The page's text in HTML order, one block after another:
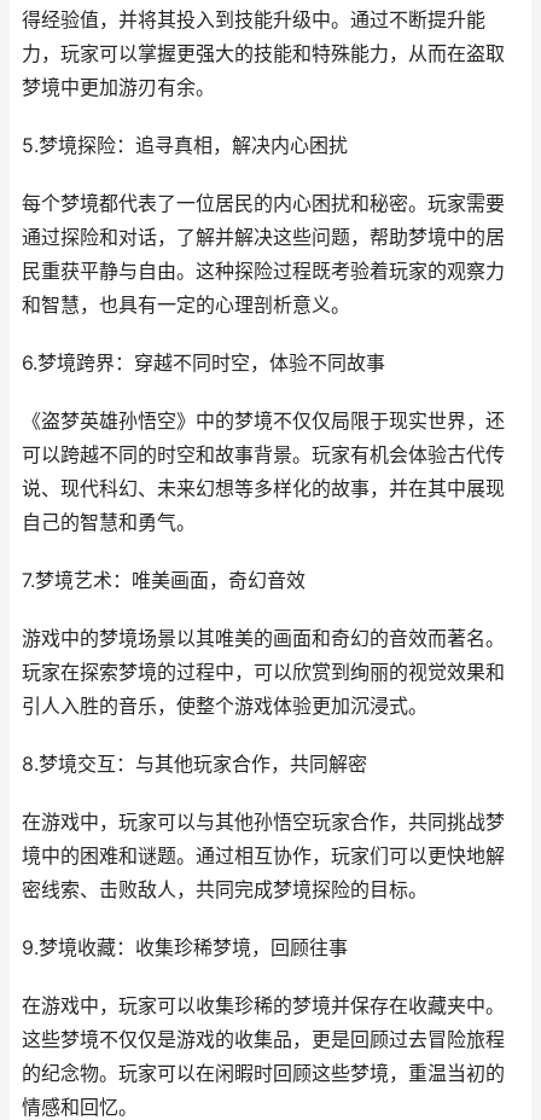
得经验值，并将其投入到技能升级中。通过不断提升能
力，玩家可以掌握更强大的技能和特殊能力，从而在盗取
梦境中更加游刃有余。
5.梦境探险：追寻真相，解决内心困扰
每个梦境都代表了一位居民的内心困扰和秘密。玩家需要
通过探险和对话，了解并解决这些问题，帮助梦境中的居
民重获平静与自由。这种探险过程既考验着玩家的观察力
和智慧，也具有一定的心理剖析意义。
6.梦境跨界：穿越不同时空，体验不同故事
《盗梦英雄孙悟空》中的梦境不仅仅局限于现实世界，还
可以跨越不同的时空和故事背景。玩家有机会体验古代传
说、现代科幻、未来幻想等多样化的故事，并在其中展现
自己的智慧和勇气。
7.梦境艺术：唯美画面，奇幻音效
游戏中的梦境场景以其唯美的画面和奇幻的音效而著名。
玩家在探索梦境的过程中，可以欣赏到绚丽的视觉效果和
引人入胜的音乐，使整个游戏体验更加沉浸式。
8.梦境交互：与其他玩家合作，共同解密
在游戏中，玩家可以与其他孙悟空玩家合作，共同挑战梦
境中的困难和谜题。通过相互协作，玩家们可以更快地解
密线索、击败敌人，共同完成梦境探险的目标。
9.梦境收藏：收集珍稀梦境，回顾往事
在游戏中，玩家可以收集珍稀的梦境并保存在收藏夹中。
这些梦境不仅仅是游戏的收集品，更是回顾过去冒险旅程
的纪念物。玩家可以在闲暇时回顾这些梦境，重温当初的
情感和回忆。